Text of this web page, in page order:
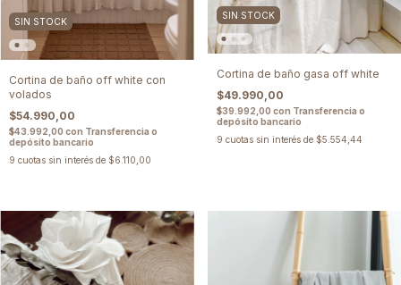
SIN STOCK
Cortina de baño off white con
volados
$54.990,00
$43.992,00 con Transferencia o
depósito bancario
9 cuotas sin interés de $6.110,00
SIN STOCK
Cortina de baño gasa off white
$49.990,00
$39.992,00 con Transferencia o
depósito bancario
9 cuotas sin interés de $5.554,44